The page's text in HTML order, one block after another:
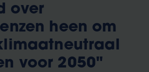
over
heen om
voor 2050"